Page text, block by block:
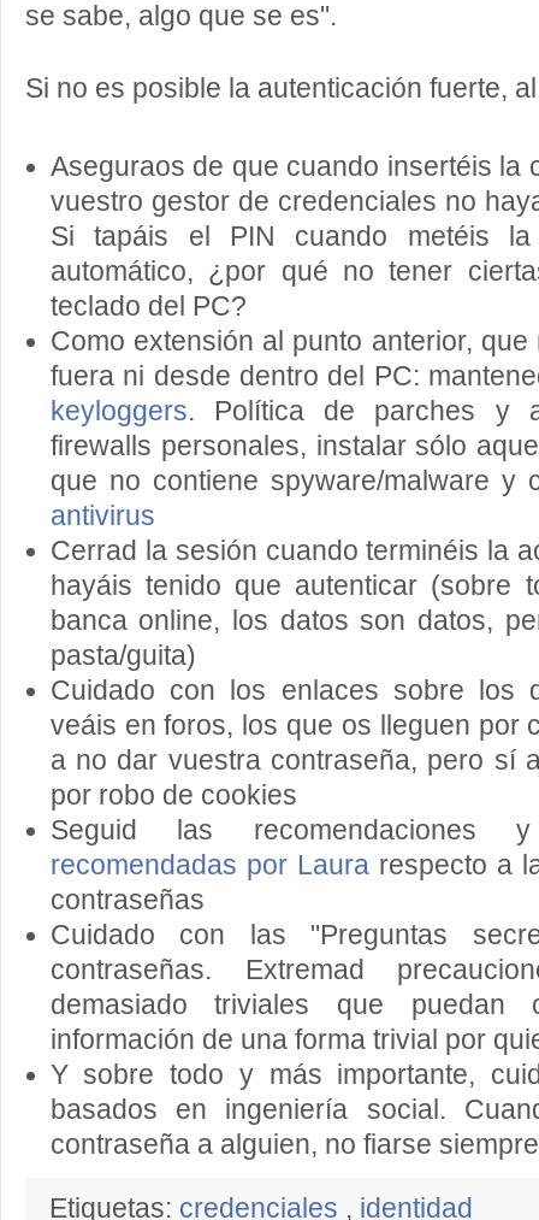
se sabe, algo que se es".
Si no es posible la autenticación fuerte,
Aseguraos de que cuando insertéis la
vuestro gestor de credenciales no
Si tapáis el PIN cuando metéis
automático, ¿por qué no tener
teclado del PC?
Como extensión al punto anterior,
fuera ni desde dentro del PC:
keyloggers. Política de parches y
firewalls personales, instalar sólo
que no contiene spyware/malware y
antivirus
Cerrad la sesión cuando terminéis la
hayáis tenido que autenticar (sobre
banca online, los datos son datos,
pasta/guita)
Cuidado con los enlaces sobre los
veáis en foros, los que os lleguen por
a no dar vuestra contraseña, pero sí
por robo de cookies
Seguid las
recomendadas por Laura respecto a
contraseñas
Cuidado con las "Preguntas
contraseñas. Extremad
demasiado triviales que puedan
información de una forma trivial por
Y sobre todo y más importante,
basados en ingeniería social.
contraseña a alguien, no fiarse
Etiquetas: credenciales , identidad